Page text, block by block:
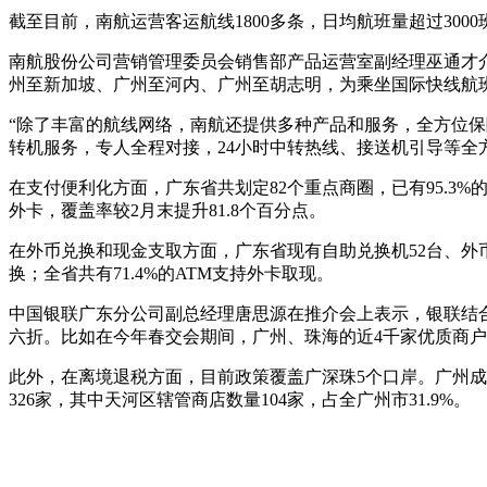
截至目前，南航运营客运航线1800多条，日均航班量超过
南航股份公司营销管理委员会销售部产品运营室副经理巫通
州至新加坡、广州至河内、广州至胡志明，为乘坐国际快线航
“除了丰富的航线网络，南航还提供多种产品和服务，全方位
转机服务，专人全程对接，24小时中转热线、接送机引导等全
在支付便利化方面，广东省共划定82个重点商圈，已有95.3%
外卡，覆盖率较2月末提升81.8个百分点。
在外币兑换和现金支取方面，广东省现有自助兑换机52台、
换；全省共有71.4%的ATM支持外卡取现。
中国银联广东分公司副总经理唐思源在推介会上表示，银联
六折。比如在今年春交会期间，广州、珠海的近4千家优质商
此外，在离境退税方面，目前政策覆盖广深珠5个口岸。广州
326家，其中天河区辖管商店数量104家，占全广州市31.9%。